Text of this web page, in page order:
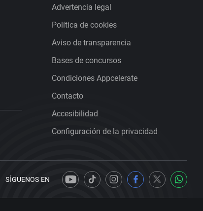
Advertencia legal
Política de cookies
Aviso de transparencia
Bases de concursos
Condiciones Appcelerate
Contacto
Accesibilidad
Configuración de la privacidad
SÍGUENOS EN